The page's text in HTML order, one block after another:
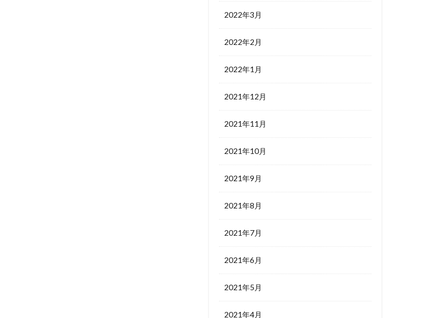
2022年3月
2022年2月
2022年1月
2021年12月
2021年11月
2021年10月
2021年9月
2021年8月
2021年7月
2021年6月
2021年5月
2021年4月